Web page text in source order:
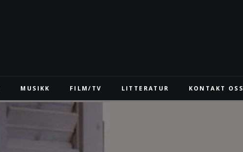
MUSIKK FILM/TV LITTERATUR KONTAKT OSS